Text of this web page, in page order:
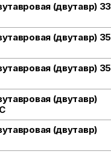
(двутавр) 33
(двутавр)
(двутавр)
(двутавр)
(двутавр)